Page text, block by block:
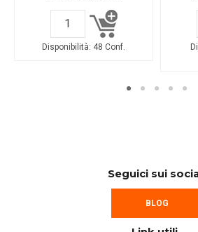
Disponibilità: 48 Conf.
Seguici sui
BLOG